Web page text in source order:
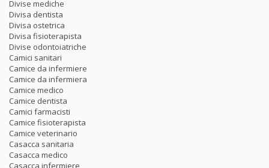
Divise mediche
Divisa dentista
Divisa ostetrica
Divisa fisioterapista
Divise odontoiatriche
Camici sanitari
Camice da infermiere
Camice da infermiera
Camice medico
Camice dentista
Camici farmacisti
Camice fisioterapista
Camice veterinario
Casacca sanitaria
Casacca medico
Casacca infermiere